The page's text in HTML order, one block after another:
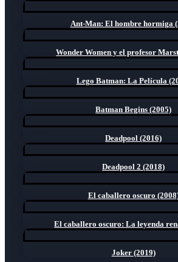
Ant-Man: El hombre hormiga
Wonder Women y el profesor
Lego Batman: La Película
Batman Begins (2005)
Deadpool (2016)
Deadpool 2 (2018)
El caballero oscuro
El caballero oscuro: La leyenda
Joker (2019)